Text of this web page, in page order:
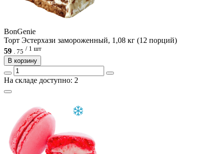
BonGenie
Торт Эстерхази замороженный, 1,08 кг (12 порций)
59 . 75 / 1 шт
В корзину
На складе доступно: 2